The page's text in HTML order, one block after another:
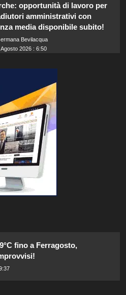
opportunità di lavoro per
amministrativi con
media disponibile subito!
Bevilacqua
2026 : 6:50
fino a Ferragosto,